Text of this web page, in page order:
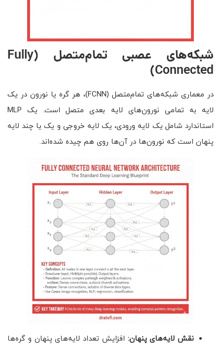
شبکه‌های عصبی تمام‌متصل (Fully
Connected)
در معماری شبکه‌های تمام‌متصل (FCNN)، هر گره یا نورون در یک
لایه به تمامی نورون‌های لایه بعدی متصل است. یک MLP
استاندارد شامل یک لایه ورودی، یک لایه خروجی و یک یا چند لایه
پنهان است که نورون‌ها در آن‌ها روی هم چیده شده‌اند.
نقش لایه‌های پنهان: افزایش تعداد لایه‌های پنهان و گره‌ها